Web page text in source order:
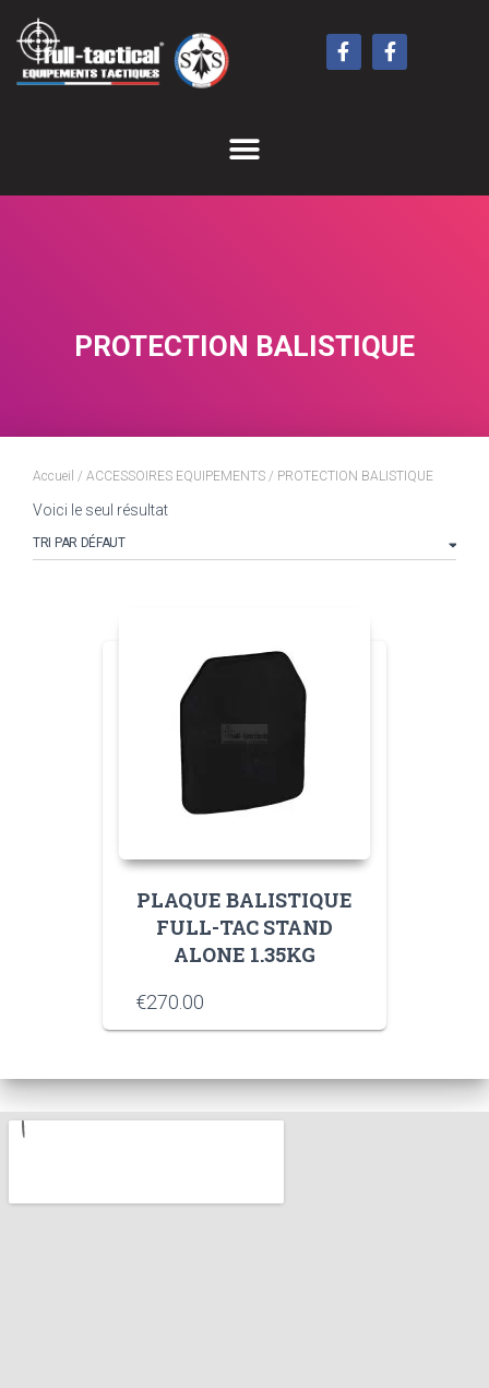
PROTECTION BALISTIQUE
Accueil / ACCESSOIRES EQUIPEMENTS / PROTECTION BALISTIQUE
Voici le seul résultat
PLAQUE BALISTIQUE
FULL-TAC STAND
ALONE 1.35KG
€270.00